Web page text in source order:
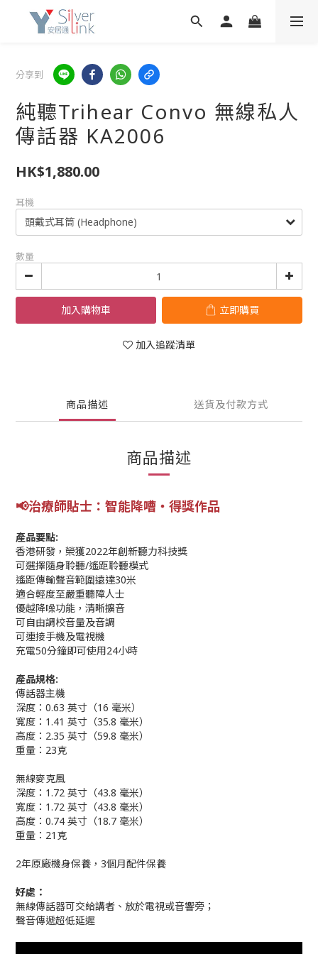
分享到
純聽Trihear Convo 無線私人
傳話器 KA2006
HK$1,880.00
耳機
數量
加入購物車 立即購買
加入追蹤清單
商品描述 送貨及付款方式
商品描述
📢治療師貼士 ：智能降嘈 ‧得獎作品
產品要點:
香港研發，榮獲2022年創新聽力科技獎
可選擇隨身聆聽/遙距聆聽模式
遙距傳輸聲音範圍遠達30米
適合輕度至嚴重聽障人士
優越降噪功能，清晰擴音
可自由調校音量及音調
可連接手機及電視機
充電50分鐘即可使用24小時
產品規格:
傳話器主機
深度：0.63 英寸（16 毫米）
寬度：1.41 英寸（35.8 毫米）
高度：2.35 英寸（59.8 毫米）
重量：23克
無線麥克風
深度：1.72 英寸（43.8 毫米）
寬度：1.72 英寸（43.8 毫米）
高度：0.74 英寸（18.7 毫米）
重量：21克
2年原廠機身保養，3個月配件保養
好處：
無線傳話器可交給講者、放於電視或音響旁；
聲音傳遞超低延遲